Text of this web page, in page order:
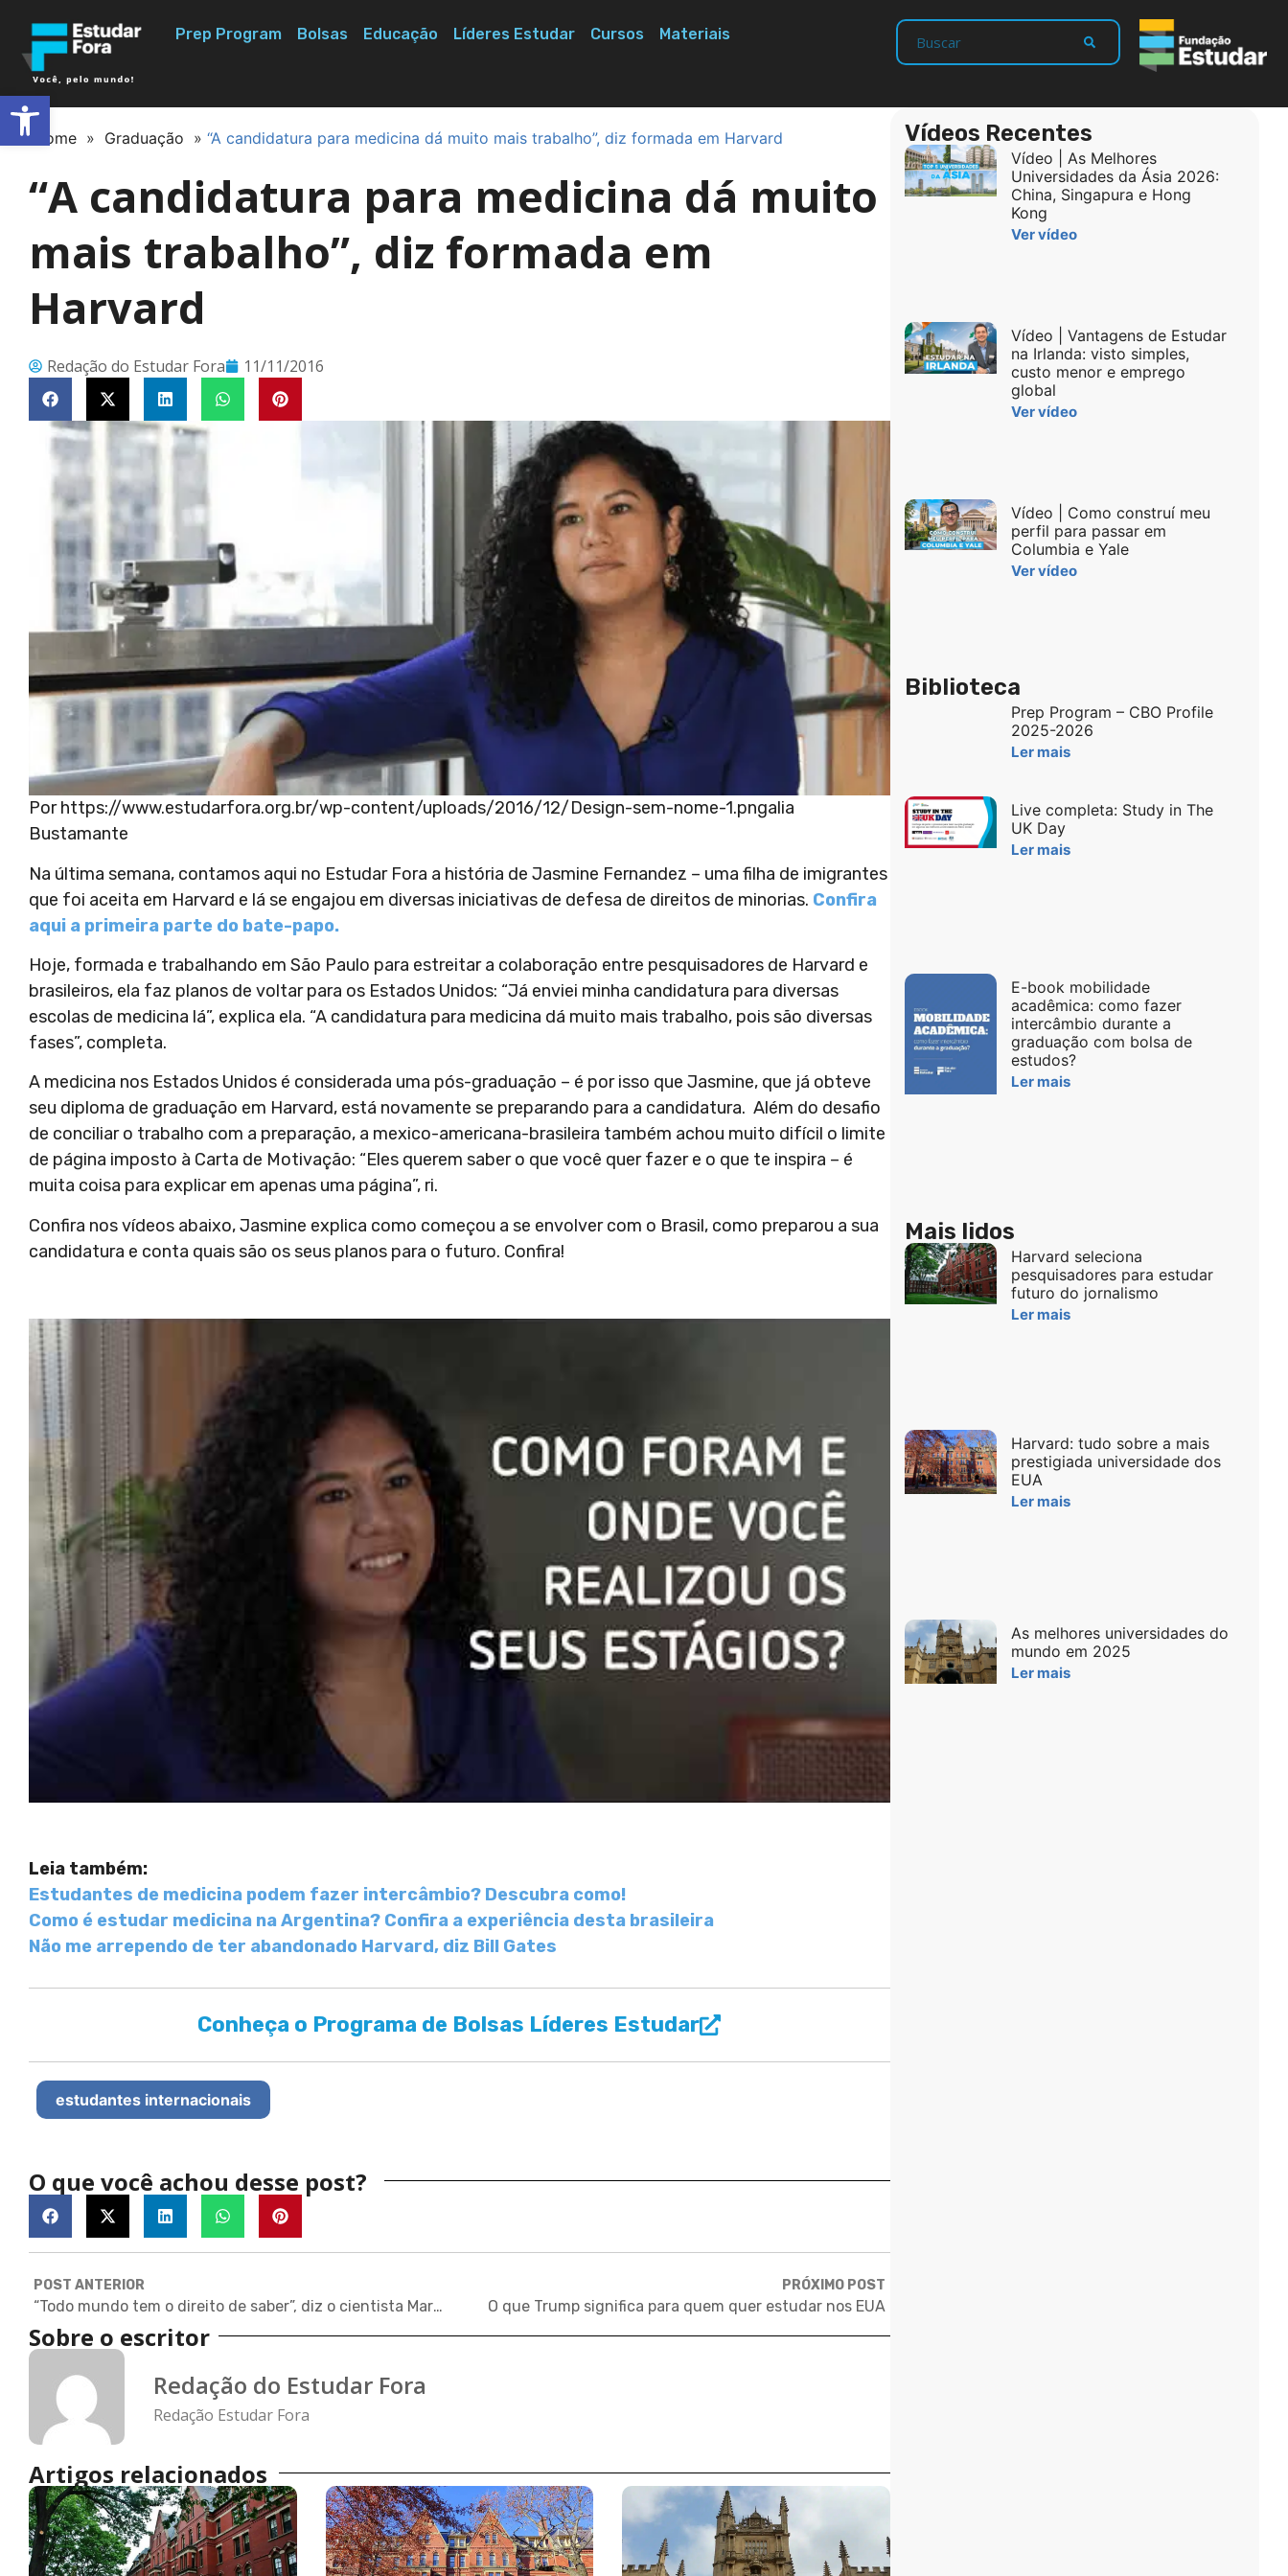
Prep Program Bolsas Educação Líderes Estudar Cursos Materiais
Home » Graduação » “A candidatura para medicina dá muito mais trabalho”, diz formada em Harvard
“A candidatura para medicina dá muito
mais trabalho”, diz formada em
Harvard
Redação do Estudar Fora 11/11/2016
Por https://www.estudarfora.org.br/wp-content/uploads/2016/12/Design-sem-nome-1.pngalia
Bustamante
Na última semana, contamos aqui no Estudar Fora a história de Jasmine Fernandez – uma filha de imigrantes
que foi aceita em Harvard e lá se engajou em diversas iniciativas de defesa de direitos de minorias. Confira
aqui a primeira parte do bate-papo.
Hoje, formada e trabalhando em São Paulo para estreitar a colaboração entre pesquisadores de Harvard e
brasileiros, ela faz planos de voltar para os Estados Unidos: “Já enviei minha candidatura para diversas
escolas de medicina lá”, explica ela. “A candidatura para medicina dá muito mais trabalho, pois são diversas
fases”, completa.
A medicina nos Estados Unidos é considerada uma pós-graduação – é por isso que Jasmine, que já obteve
seu diploma de graduação em Harvard, está novamente se preparando para a candidatura. Além do desafio
de conciliar o trabalho com a preparação, a mexico-americana-brasileira também achou muito difícil o limite
de página imposto à Carta de Motivação: “Eles querem saber o que você quer fazer e o que te inspira – é
muita coisa para explicar em apenas uma página”, ri.
Confira nos vídeos abaixo, Jasmine explica como começou a se envolver com o Brasil, como preparou a sua
candidatura e conta quais são os seus planos para o futuro. Confira!
Leia também:
Estudantes de medicina podem fazer intercâmbio? Descubra como!
Como é estudar medicina na Argentina? Confira a experiência desta brasileira
Não me arrependo de ter abandonado Harvard, diz Bill Gates
Conheça o Programa de Bolsas Líderes Estudar
estudantes internacionais
O que você achou desse post?
POST ANTERIOR
“Todo mundo tem o direito de saber”, diz o cientista Marcelo Gleiser
PRÓXIMO POST
O que Trump significa para quem quer estudar nos EUA
Sobre o escritor
Redação do Estudar Fora
Redação Estudar Fora
Artigos relacionados
Vídeos Recentes
Vídeo | As Melhores
Universidades da Ásia 2026:
China, Singapura e Hong
Kong
Ver vídeo
Vídeo | Vantagens de Estudar
na Irlanda: visto simples,
custo menor e emprego
global
Ver vídeo
Vídeo | Como construí meu
perfil para passar em
Columbia e Yale
Ver vídeo
Biblioteca
Prep Program – CBO Profile
2025-2026
Ler mais
Live completa: Study in The
UK Day
Ler mais
E-book mobilidade
acadêmica: como fazer
intercâmbio durante a
graduação com bolsa de
estudos?
Ler mais
Mais lidos
Harvard seleciona
pesquisadores para estudar
futuro do jornalismo
Ler mais
Harvard: tudo sobre a mais
prestigiada universidade dos
EUA
Ler mais
As melhores universidades do
mundo em 2025
Ler mais
Abrir a barra de ferramentas